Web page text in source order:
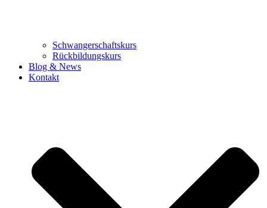
Schwangerschaftskurs
Rückbildungskurs
Blog & News
Kontakt